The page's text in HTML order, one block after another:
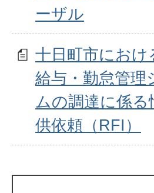
ーザル
十日町市におけ
給与・勤怠管理
ムの調達に係る
供依頼（RFI）